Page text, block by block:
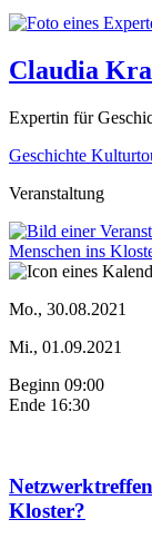
Claudia
Expertin für
Geschichte
Veranstaltung
Mo., 30.08.2021
Mi., 01.09.2021
Beginn 09:00
Ende 16:30
Kloster?